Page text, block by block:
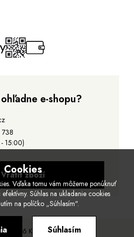
e-shopu?
15:00)
Vrátit zboží
© 2026 Kara.
Cookies
Vďaka tomu vám môžeme ponúknuť
Súhlas na ukladanie cookies
na políčko „Súhlasím".
Súhlasím